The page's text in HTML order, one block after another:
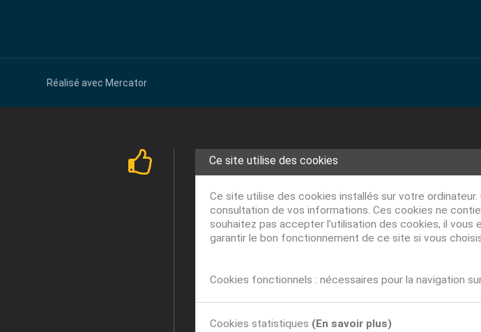
Réalisé avec Mercator
Ce site utilise des cookies
Ce site utilise des cookies installés sur votre
consultation de vos informations. Ces cookies ne
souhaitez pas accepter l'utilisation des cookies, il vous
garantir le bon fonctionnement de ce site si vous
Cookies fonctionnels : nécessaires pour la navigation
Cookies statistiques (En savoir plus)